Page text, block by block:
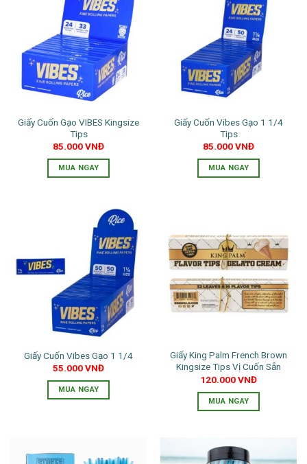
Giấy Cuốn Gạo VIBES Kingsize
Tips
85.000VNĐ
MUA NGAY
Giấy Cuốn Vibes Gạo 1 1/4
Tips
85.000VNĐ
MUA NGAY
Giấy Cuốn Vibes Gạo 1 1/4
55.000VNĐ
MUA NGAY
Giấy King Palm French Brown
Kingsize Tips Vị Cuốn Sẵn
120.000VNĐ
MUA NGAY